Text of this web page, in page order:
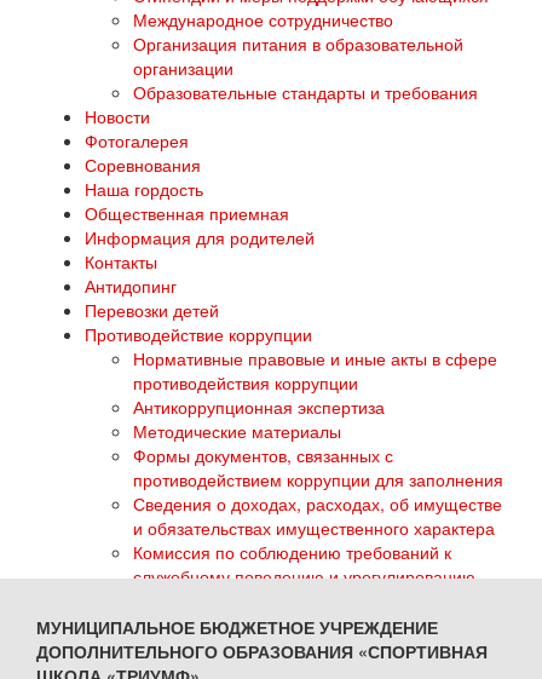
Международное сотрудничество
Организация питания в образовательной
организации
Образовательные стандарты и требования
Новости
Фотогалерея
Соревнования
Наша гордость
Общественная приемная
Информация для родителей
Контакты
Антидопинг
Перевозки детей
Противодействие коррупции
Нормативные правовые и иные акты в сфере
противодействия коррупции
Антикоррупционная экспертиза
Методические материалы
Формы документов, связанных с
противодействием коррупции для заполнения
Сведения о доходах, расходах, об имуществе
и обязательствах имущественного характера
Комиссия по соблюдению требований к
служебному поведению и урегулированию
Обратная связь для сообщений о фактах
коррупции
ГТО
МУНИЦИПАЛЬНОЕ БЮДЖЕТНОЕ УЧРЕЖДЕНИЕ
ДОПОЛНИТЕЛЬНОГО ОБРАЗОВАНИЯ «СПОРТИВНАЯ